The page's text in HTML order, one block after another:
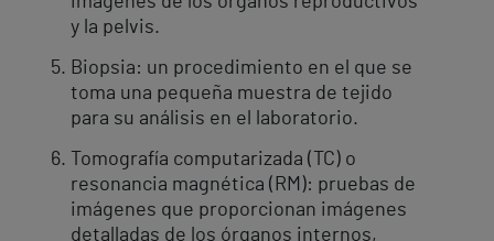
y la pelvis.
Biopsia: un procedimiento en el que se
toma una pequeña muestra de tejido
para su análisis en el laboratorio.
Tomografía computarizada (TC) o
resonancia magnética (RM): pruebas de
imágenes que proporcionan imágenes
detalladas de los órganos internos,